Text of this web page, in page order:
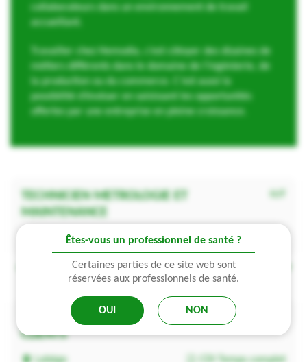
Êtes-vous un professionnel de santé ?
Certaines parties de ce site web sont
réservées aux professionnels de santé.
OUI NON
collaborateurs dans un environnement de travail
accueillant.
Travailler chez Hemodia, c’est côtoyer des dizaines de
métiers différents dans le domaine de l’ingénierie, de
la production ou du commerce. C’est aussi la
possibilité d’évoluer en saisissant les opportunités
offertes par une entreprise en pleine croissance.
TECHNICIEN METROLOGIE ET
MAINTENANCE
Labège CDI Temps complet
Télécharger l'offre d'emploi
TECHNICIEN QUALITE RECLAMATIONS
CLIENTS